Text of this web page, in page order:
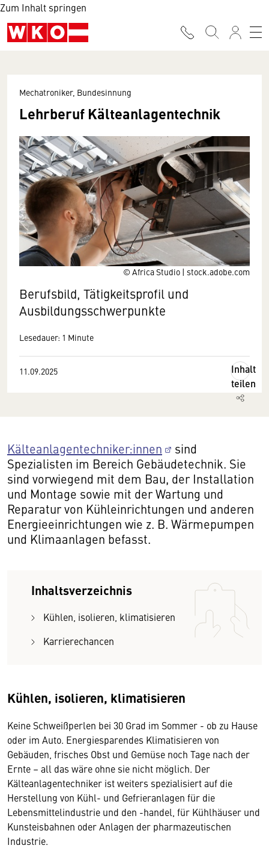
Zum Inhalt springen
© Africa Studio | stock.adobe.com
Mechatroniker, Bundesinnung
Lehrberuf Kälteanlagentechnik
Berufsbild, Tätigkeitsprofil und
Ausbildungsschwerpunkte
Lesedauer: 1 Minute
11.09.2025
Inhalt
teilen
Kälteanlagentechniker:innen
sind
Spezialisten im Bereich Gebäudetechnik. Sie
sind vorwiegend mit dem Bau, der Installation
und Montage sowie mit der Wartung und
Reparatur von Kühleinrichtungen und anderen
Energieeinrichtungen wie z. B. Wärmepumpen
und Klimaanlagen befasst.
Inhaltsverzeichnis
Kühlen, isolieren, klimatisieren
Karrierechancen
Kühlen, isolieren, klimatisieren
Keine Schweißperlen bei 30 Grad im Sommer - ob zu Hause
oder im Auto. Energiesparendes Klimatisieren von
Gebäuden, frisches Obst und Gemüse noch Tage nach der
Ernte – all das wäre ohne sie nicht möglich. Der
Kälteanlagentechniker ist weiters spezialisiert auf die
Herstellung von Kühl- und Gefrieranlagen für die
Lebensmittelindustrie und den -handel, für Kühlhäuser und
Kunsteisbahnen oder Anlagen der pharmazeutischen
Industrie.